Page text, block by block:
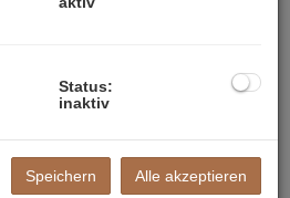
die richtige für Sie! Die im 2.
sehr helle, offene und gemütliche
Status:
inaktiv
Speichern Alle akzeptieren